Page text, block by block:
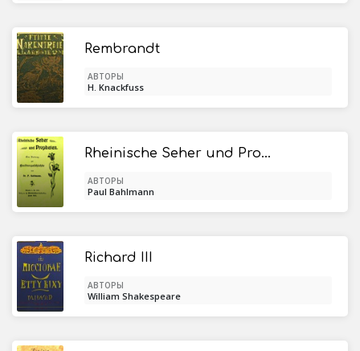
Rembrandt
АВТОРЫ
H. Knackfuss
Rheinische Seher und Propheten: Ein Beitrag zur Kulturgeschichte
АВТОРЫ
Paul Bahlmann
Richard III
АВТОРЫ
William Shakespeare